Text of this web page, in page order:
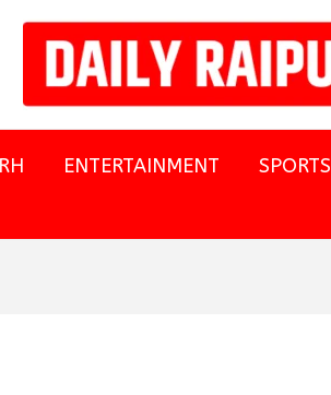
ENTERTAINMENT SPORTS